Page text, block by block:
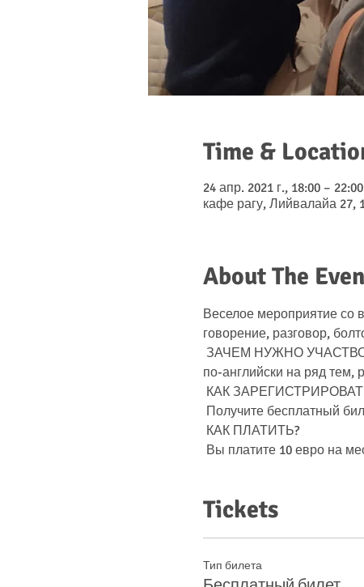
Time &
24 апр. 2021 г., 18:00 – 22:00
кафе рагу, Лийвалайа 27,
About The
Веселое мероприятие со
говорение, разговор,
по-английски на ряд тем,
КАК
Получите бесплатный
КАК ПЛАТИТЬ?
Вы платите 10 евро на
Tickets
Тип билета